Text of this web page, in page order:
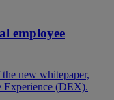
employee
new whitepaper,
Experience (DEX).